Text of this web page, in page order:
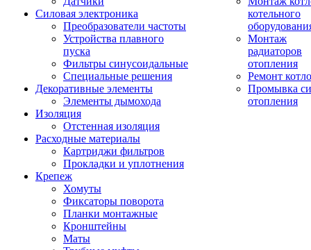
Силовая электроника
Преобразователи частоты
Устройства плавного
пуска
Фильтры синусоидальные
Специальные решения
Декоративные элементы
Элементы дымохода
Изоляция
Отстенная изоляция
Расходные материалы
Картриджи фильтров
Прокладки и уплотнения
Крепеж
Хомуты
Фиксаторы поворота
Планки монтажные
Кронштейны
Маты
котельного
Монтаж
радиаторов
отопления
Ремонт
Промывка
отопления